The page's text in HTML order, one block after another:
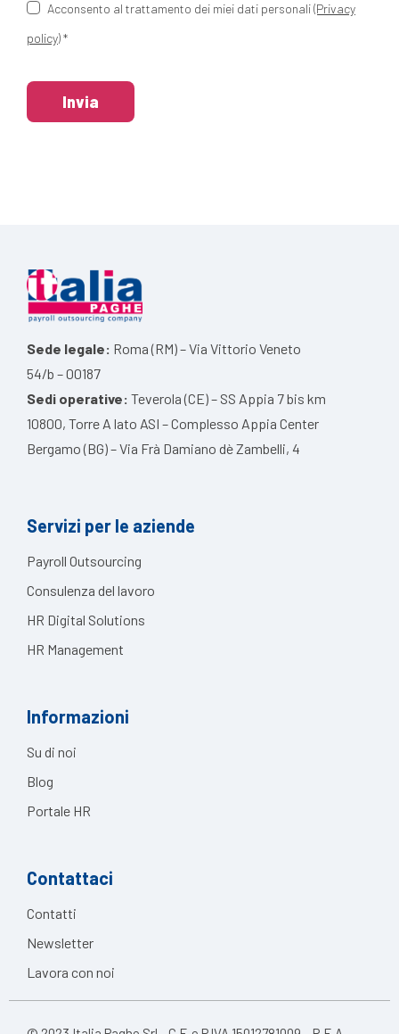
Acconsento al trattamento dei miei dati personali(Privacy
policy)*
Sede legale: Roma (RM) – Via Vittorio Veneto
54/b – 00187
Sedi operative: Teverola (CE) – SS Appia 7 bis km
10800, Torre A lato ASI – Complesso Appia Center
Bergamo (BG) – Via Frà Damiano dè Zambelli, 4
Servizi per le aziende
Payroll Outsourcing
Consulenza del lavoro
HR Digital Solutions
HR Management
Informazioni
Su di noi
Blog
Portale HR
Contattaci
Contatti
Newsletter
Lavora con noi